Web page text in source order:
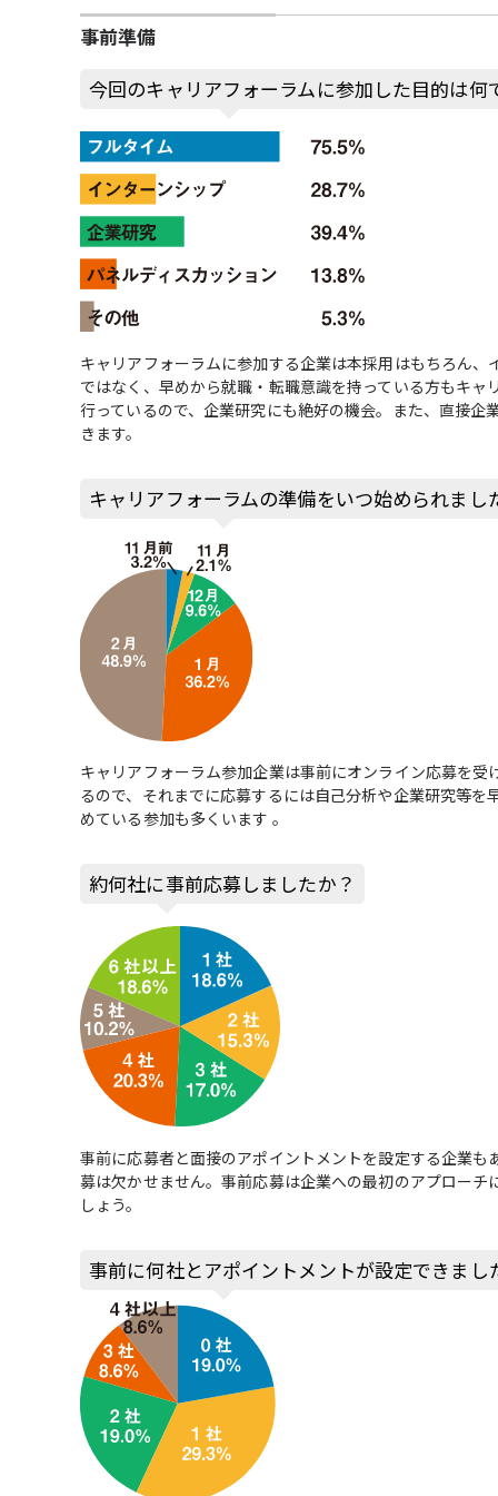
事前準備
今回のキャリアフォーラムに参加した目的は何
キャリアフォーラムに参加する企業は本採用はもちろん
ではなく、早めから就職・転職意識を持っている方もキ
行っているので、企業研究にも絶好の機会。また、直接
きます。
キャリアフォーラムの準備をいつ始められまし
キャリアフォーラム参加企業は事前にオンライン応募を
るので、それまでに応募するには自己分析や企業研究等
めている参加も多くいます 。
約何社に事前応募しましたか？
事前に応募者と面接のアポイントメントを設定する企業
募は欠かせません。事前応募は企業への最初のアプロー
しょう。
事前に何社とアポイントメントが設定できまし